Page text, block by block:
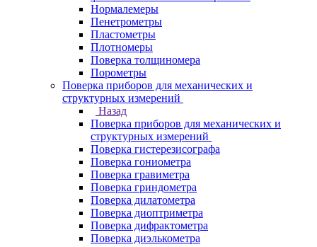
Нормалемеры
Пенетрометры
Пластометры
Плотномеры
Поверка толщиномера
Порометры
Поверка приборов для механических и
структурных измерений
Назад
Поверка приборов для механических и
структурных измерений
Поверка гистерезисографа
Поверка гониометра
Поверка гравиметра
Поверка гриндометра
Поверка дилатометра
Поверка диоптриметра
Поверка дифрактометра
Поверка диэлькометра